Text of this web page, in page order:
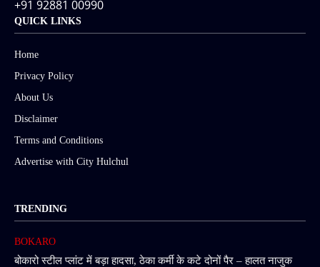
+91 92881 00990
QUICK LINKS
Home
Privacy Policy
About Us
Disclaimer
Terms and Conditions
Advertise with City Hulchul
TRENDING
BOKARO
बोकारो स्टील प्लांट में बड़ा हादसा, ठेका कर्मी के कटे दोनों पैर – हालत नाजुक